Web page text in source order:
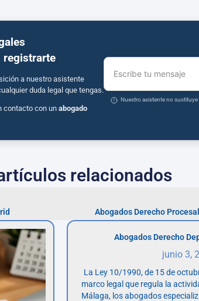
registrarte
a nuestro asistente
duda legal que tengas.
contacto con un abogado
Escribe tu mensaje
Nuestro asistente no
relacionados
Abogados Derecho
Abogados Derecho
junio 3,
La Ley 10/1990, de 15 de
marco legal que regula la
Málaga, los abogados